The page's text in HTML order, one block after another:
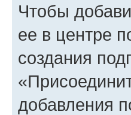
Чтобы
ее в центре
создания
добавления